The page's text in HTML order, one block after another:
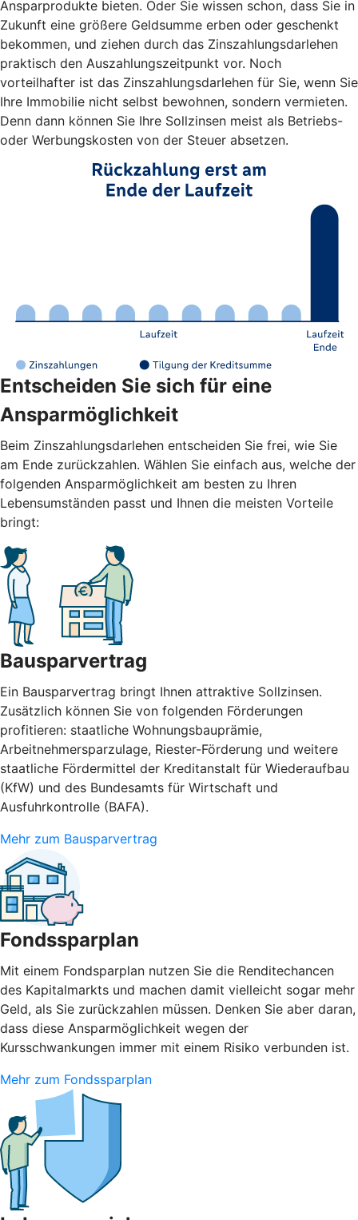
Ansparprodukte bieten. Oder Sie wissen schon, dass Sie in
Zukunft eine größere Geldsumme erben oder geschenkt
bekommen, und ziehen durch das Zinszahlungsdarlehen
praktisch den Auszahlungszeitpunkt vor. Noch
vorteilhafter ist das Zinszahlungsdarlehen für Sie, wenn Sie
Ihre Immobilie nicht selbst bewohnen, sondern vermieten.
Denn dann können Sie Ihre Sollzinsen meist als Betriebs-
oder Werbungskosten von der Steuer absetzen.
Entscheiden Sie sich für eine
Ansparmöglichkeit
Beim Zinszahlungsdarlehen entscheiden Sie frei, wie Sie
am Ende zurückzahlen. Wählen Sie einfach aus, welche der
folgenden Ansparmöglichkeit am besten zu Ihren
Lebensumständen passt und Ihnen die meisten Vorteile
bringt:
Bausparvertrag
Ein Bausparvertrag bringt Ihnen attraktive Sollzinsen.
Zusätzlich können Sie von folgenden Förderungen
profitieren: staatliche Wohnungsbauprämie,
Arbeitnehmersparzulage, Riester-Förderung und weitere
staatliche Fördermittel der Kreditanstalt für Wiederaufbau
(KfW) und des Bundesamts für Wirtschaft und
Ausfuhrkontrolle (BAFA).
Mehr zum Bausparvertrag
Fondssparplan
Mit einem Fondsparplan nutzen Sie die Renditechancen
des Kapitalmarkts und machen damit vielleicht sogar mehr
Geld, als Sie zurückzahlen müssen. Denken Sie aber daran,
dass diese Ansparmöglichkeit wegen der
Kursschwankungen immer mit einem Risiko verbunden ist.
Mehr zum Fondssparplan